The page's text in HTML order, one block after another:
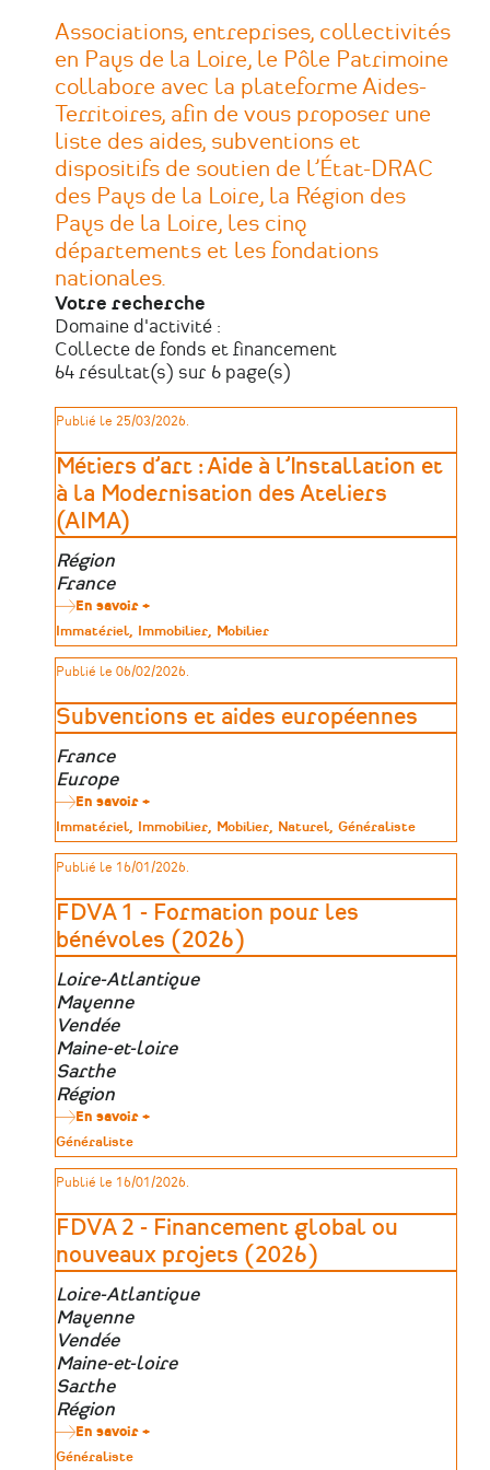
Associations, entreprises, collectivités
en Pays de la Loire, le Pôle Patrimoine
collabore avec la plateforme Aides-
Territoires, afin de vous proposer une
liste des aides, subventions et
dispositifs de soutien de l’État-DRAC
des Pays de la Loire, la Région des
Pays de la Loire, les cinq
départements et les fondations
nationales.
Votre recherche
Domaine d'activité :
Collecte de fonds et financement
64 résultat(s) sur 6 page(s)
Publié le 25/03/2026.
Métiers d’art : Aide à l’Installation et
à la Modernisation des Ateliers
(AIMA)
Zone
géographique
Région
France
En savoir +
Métiers
d’art
:
Aide
l’Installation
et
à
(AIMA)
Type
de
patrimoine
Immatériel Immobilier Mobilier
Publié le 06/02/2026.
Subventions et aides européennes
Zone
géographique
France
Europe
En savoir +
Subventions
et
aides
européennes
Type
de
patrimoine
Immatériel Immobilier Mobilier Naturel Généraliste
Publié le 16/01/2026.
FDVA 1 - Formation pour les
bénévoles (2026)
Zone
géographique
Loire-Atlantique
Mayenne
Vendée
Maine-et-loire
Sarthe
Région
En savoir +
-
Formation
les
bénévoles
(2026)
Type
de
patrimoine
Généraliste
Publié le 16/01/2026.
FDVA 2 - Financement global ou
nouveaux projets (2026)
Zone
géographique
Loire-Atlantique
Mayenne
Vendée
Maine-et-loire
Sarthe
Région
En savoir +
Type
Généraliste